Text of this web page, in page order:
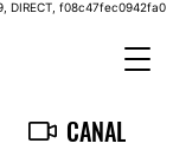
DIRECT, f08c47fec0942fa0
CANAL